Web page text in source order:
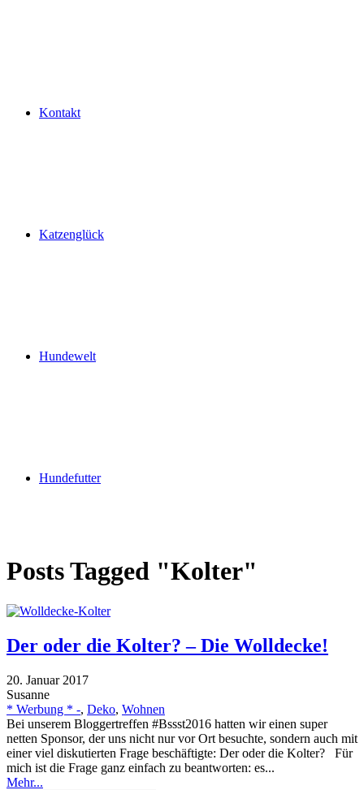
Kontakt
Katzenglück
Hundewelt
Hundefutter
Posts Tagged "Kolter"
Der oder die Kolter? – Die Wolldecke!
20. Januar 2017
Susanne
* Werbung * -, Deko, Wohnen
Bei unserem Bloggertreffen #Bssst2016 hatten wir einen super
netten Sponsor, der uns nicht nur vor Ort besuchte, sondern auch mit
einer viel diskutierten Frage beschäftigte: Der oder die Kolter? Für
mich ist die Frage ganz einfach zu beantworten: es...
Mehr...